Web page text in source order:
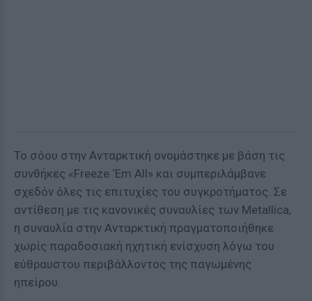
Το σόου στην Ανταρκτική ονομάστηκε με βάση τις
συνθήκες «Freeze ‘Em All» και συμπεριλάμβανε
σχεδόν όλες τις επιτυχίες του συγκροτήματος. Σε
αντίθεση με τις κανονικές συναυλίες των Metallica,
η συναυλία στην Ανταρκτική πραγματοποιήθηκε
χωρίς παραδοσιακή ηχητική ενίσχυση λόγω του
εύθραυστου περιβάλλοντος της παγωμένης
ηπείρου.